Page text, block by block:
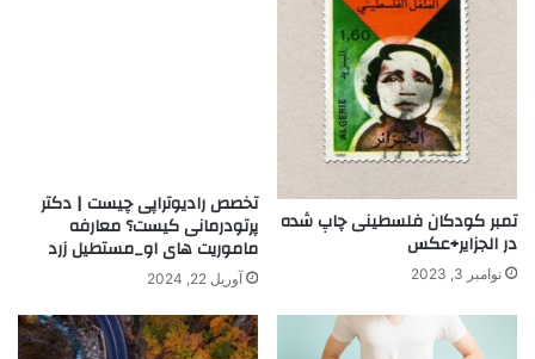
تمبر کودکان فلسطینی چاپ شده
در الجزایر+عکس
نوامبر 3, 2023
تخصص رادیوتراپی چیست | دکتر
پرتودرمانی کیست؟ معارفه
ماموریت های او_مستطیل زرد
آوریل 22, 2024